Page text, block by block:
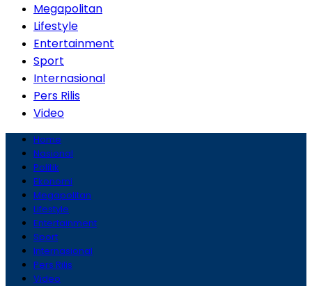
Megapolitan
Lifestyle
Entertainment
Sport
Internasional
Pers Rilis
Video
Home
Nasional
Politik
Ekonomi
Megapolitan
Lifestyle
Entertainment
Sport
Internasional
Pers Rilis
Video